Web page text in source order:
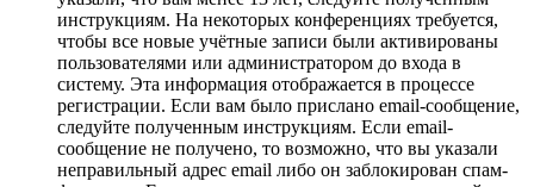
инструкциям. На некоторых конференциях требуется,
чтобы все новые учётные записи были активированы
пользователями или администратором до входа в
систему. Эта информация отображается в процессе
регистрации. Если вам было прислано email-сообщение,
следуйте полученным инструкциям. Если email-
сообщение не получено, то возможно, что вы указали
неправильный адрес email либо он заблокирован спам-